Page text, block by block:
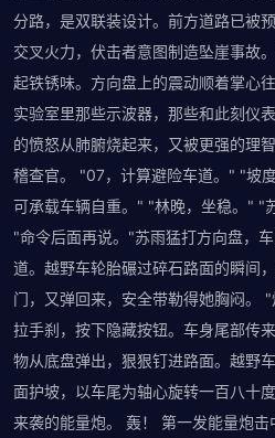
分路，是双联装设计。前方道路已被
交叉火力，伏击者意图制造坠崖事故
起铁锈味。方向盘上的震动顺着掌心
实验室里那些示波器，那些和此刻仪
的愤怒从肺腑烧起来，又被更强的理
稽查官。 "07，计算避险车道。" "坡
可承载车辆自重。" "林晚，坐稳。"
"命令后面再说。"苏雨猛打方向盘，
道。越野车轮胎碾过碎石路面的瞬间
门，又弹回来，安全带勒得她胸闷。
拉手刹，按下隐藏按钮。车身尾部传
物从底盘弹出，狠狠钉进路面。越野
面护坡，以车尾为轴心旋转一百八十
来袭的能量炮。 轰！ 第一发能量炮